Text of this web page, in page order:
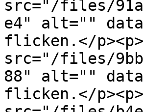
src="/files/
e4" alt=""
flicken.</
src="/files/
88" alt=""
flicken.</